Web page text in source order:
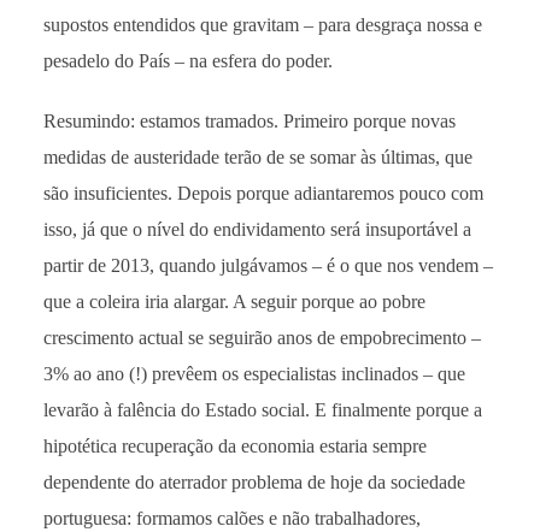
supostos entendidos que gravitam – para desgraça nossa e
pesadelo do País – na esfera do poder.
Resumindo: estamos tramados. Primeiro porque novas
medidas de austeridade terão de se somar às últimas, que
são insuficientes. Depois porque adiantaremos pouco com
isso, já que o nível do endividamento será insuportável a
partir de 2013, quando julgávamos – é o que nos vendem –
que a coleira iria alargar. A seguir porque ao pobre
crescimento actual se seguirão anos de empobrecimento –
3% ao ano (!) prevêem os especialistas inclinados – que
levarão à falência do Estado social. E finalmente porque a
hipotética recuperação da economia estaria sempre
dependente do aterrador problema de hoje da sociedade
portuguesa: formamos calões e não trabalhadores,